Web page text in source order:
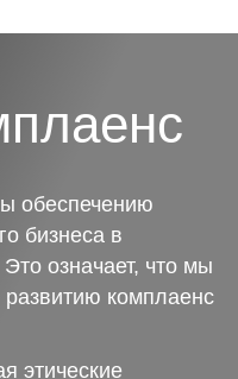
обеспечению
бизнеса в
означает, что мы
комплаенс
этические